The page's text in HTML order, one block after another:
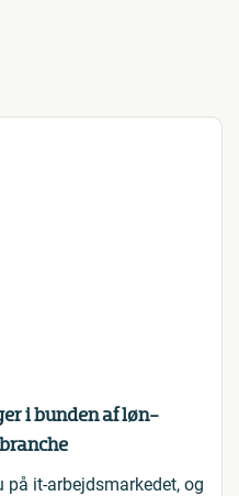
i bunden af løn-
på it-arbejdsmarkedet, og